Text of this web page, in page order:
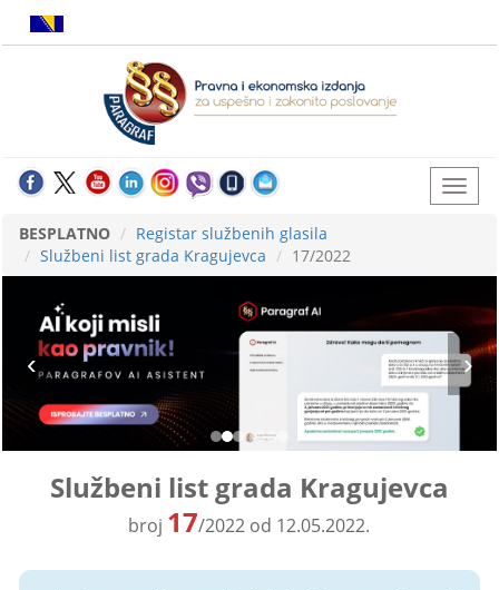
BESPLATNO
Registar službenih glasila
Službeni list grada Kragujevca
17/2022
Službeni list grada Kragujevca
broj 17/2022 od 12.05.2022.